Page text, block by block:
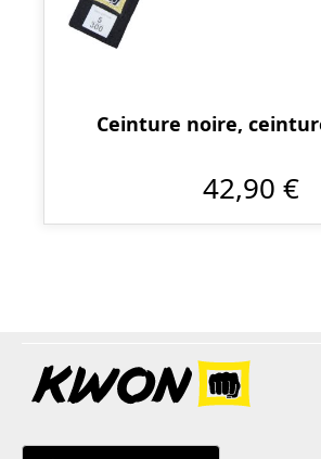
Ceinture noire,
42,90 €